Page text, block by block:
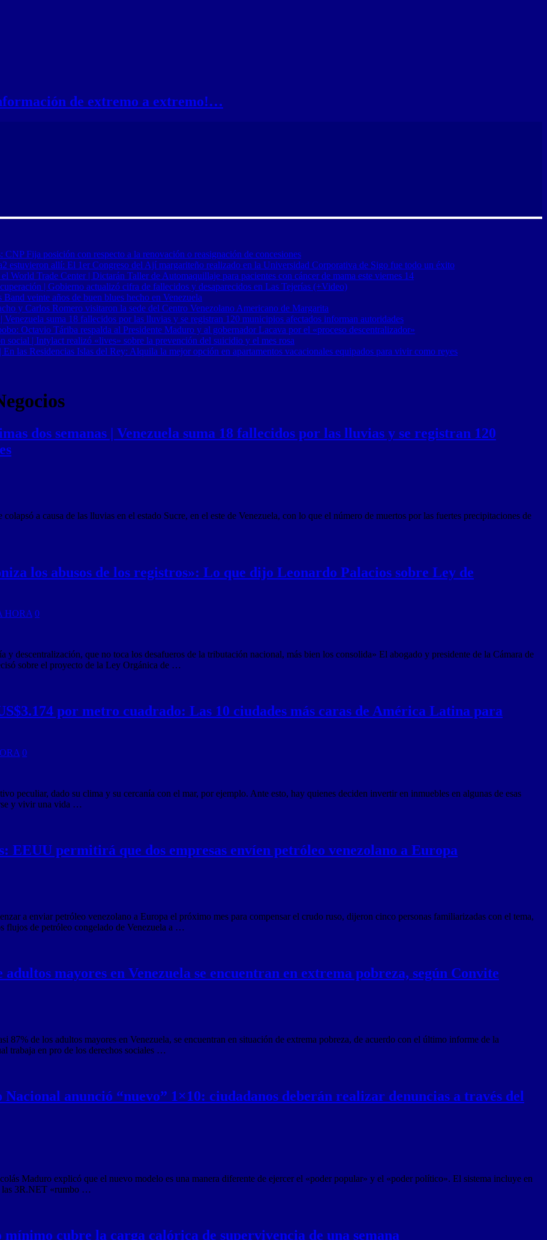
de extremo a extremo!…
Fija posición con respecto a la renovación o reasignación de concesiones
estuvieron allí: El 1er Congreso del Ají margariteño realizado en la Universidad Corporativa de Sigo fue todo un éxito
World Trade Center | Dictarán Taller de Automaquillaje para pacientes con cáncer de mama este viernes 14
| Gobierno actualizó cifra de fallecidos y desaparecidos en Las Tejerías (+Video)
veinte años de buen blues hecho en Venezuela
y Carlos Romero visitaron la sede del Centro Venezolano Americano de Margarita
suma 18 fallecidos por las lluvias y se registran 120 municipios afectados informan autoridades
Octavio Táriba respalda al Presidente Maduro y al gobernador Lacava por el «proceso descentralizador»
social | Intylact realizó «lives» sobre la prevención del suicidio y el mes rosa
las Residencias Islas del Rey: Alquila la mejor opción en apartamentos vacacionales equipados para vivir como reyes
dos semanas | Venezuela suma 18 fallecidos por las lluvias y se registran 120
a causa de las lluvias en el estado Sucre, en el este de Venezuela, con lo que el número de muertos por las fuertes precipitaciones de
los abusos de los registros»: Lo que dijo Leonardo Palacios sobre Ley de
HORA 0
descentralización, que no toca los desafueros de la tributación nacional, más bien los consolida» El abogado y presidente de la Cámara de
sobre el proyecto de la Ley Orgánica de …
por metro cuadrado: Las 10 ciudades más caras de América Latina para
0
peculiar, dado su clima y su cercanía con el mar, por ejemplo. Ante esto, hay quienes deciden invertir en inmuebles en algunas de esas
y vivir una vida …
EEUU permitirá que dos empresas envíen petróleo venezolano a Europa
a enviar petróleo venezolano a Europa el próximo mes para compensar el crudo ruso, dijeron cinco personas familiarizadas con el tema,
flujos de petróleo congelado de Venezuela a …
mayores en Venezuela se encuentran en extrema pobreza, según Convite
de los adultos mayores en Venezuela, se encuentran en situación de extrema pobreza, de acuerdo con el último informe de la
trabaja en pro de los derechos sociales …
anunció “nuevo” 1×10: ciudadanos deberán realizar denuncias a través del
Maduro explicó que el nuevo modelo es una manera diferente de ejercer el «poder popular» y el «poder político». El sistema incluye en
las 3R.NET «rumbo …
cubre la carga calórica de supervivencia de una semana